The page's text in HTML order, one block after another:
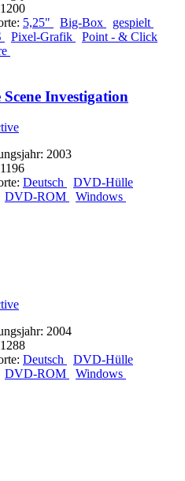
5,25" Big-Box
gespielt
Pixel-Grafik
Point - & Click
Investigation
2003
Deutsch
DVD-Hülle
DVD-ROM Windows
2004
Deutsch
DVD-Hülle
DVD-ROM Windows